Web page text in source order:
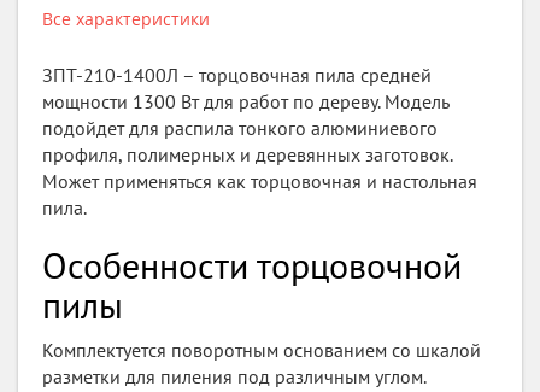
Все характеристики
ЗПТ-210-1400Л – торцовочная пила средней
мощности 1300 Вт для работ по дереву. Модель
подойдет для распила тонкого алюминиевого
профиля, полимерных и деревянных заготовок.
Может применяться как торцовочная и настольная
пила.
Особенности торцовочной
пилы
Комплектуется поворотным основанием со шкалой
разметки для пиления под различным углом.